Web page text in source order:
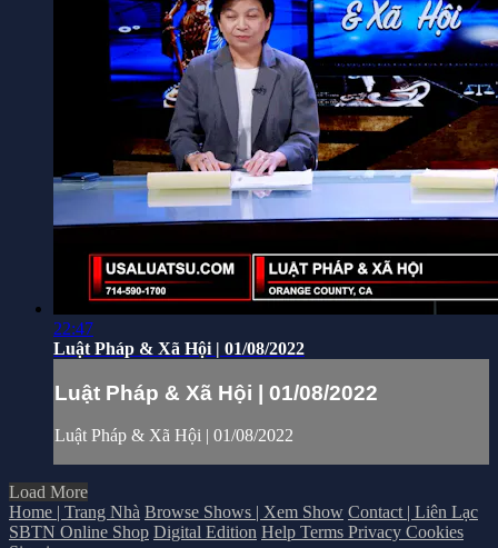
22:47
Luật Pháp & Xã Hội | 01/08/2022
Luật Pháp & Xã Hội | 01/08/2022
Luật Pháp & Xã Hội | 01/08/2022
Load More
Home | Trang Nhà Browse Shows | Xem Show Contact | Liên Lạc
SBTN Online Shop Digital Edition Help Terms Privacy Cookies